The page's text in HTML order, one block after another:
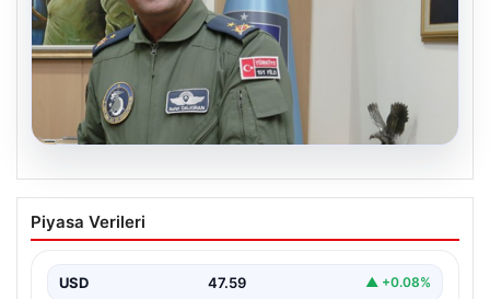
Rafet Dalkıran kimdir? Yeni Hava
Kuvvetleri Komutanı Rafet Dalkıran’ın
Piyasa Verileri
USD 47.59 ▲ +0.08%